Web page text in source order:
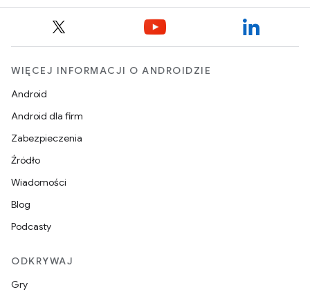
WIĘCEJ INFORMACJI O ANDROIDZIE
Android
Android dla firm
Zabezpieczenia
Źródło
Wiadomości
Blog
Podcasty
ODKRYWAJ
Gry